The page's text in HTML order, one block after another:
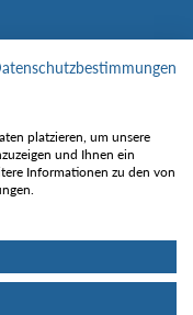
platzieren, um unsere
und Ihnen ein
Informationen zu den von